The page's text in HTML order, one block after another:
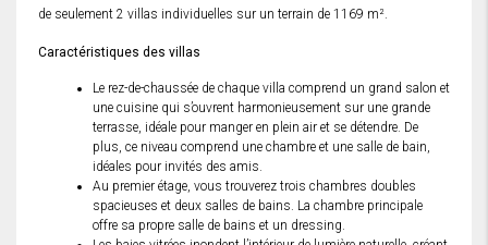
de seulement 2 villas individuelles sur un terrain de 1169 m².
Caractéristiques des villas
Le rez-de-chaussée de chaque villa comprend un grand salon et
une cuisine qui s’ouvrent harmonieusement sur une grande
terrasse, idéale pour manger en plein air et se détendre. De
plus, ce niveau comprend une chambre et une salle de bain,
idéales pour invités des amis.
Au premier étage, vous trouverez trois chambres doubles
spacieuses et deux salles de bains. La chambre principale
offre sa propre salle de bains et un dressing.